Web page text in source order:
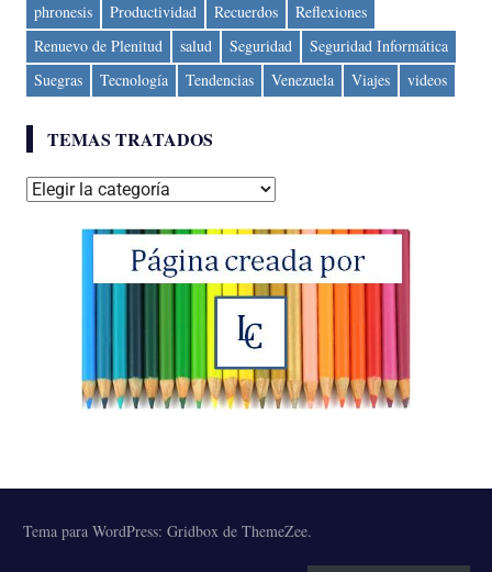
phronesis
Productividad Recuerdos
Reflexiones
Renuevo de Plenitud
salud Seguridad
Seguridad Informática
Suegras
Tecnología Tendencias Venezuela Viajes videos
TEMAS TRATADOS
Temas
Tema para WordPress: Gridbox de ThemeZee.